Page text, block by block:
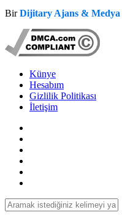
BirDijitary Ajans & Medya
Künye
Hesabım
Gizlilik Politikası
İletişim